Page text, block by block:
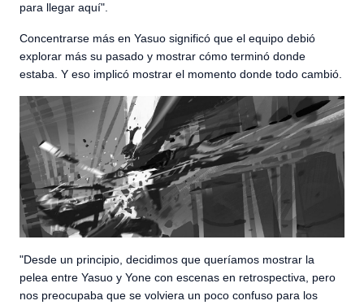
para llegar aquí".
Concentrarse más en Yasuo significó que el equipo debió
explorar más su pasado y mostrar cómo terminó donde
estaba. Y eso implicó mostrar el momento donde todo cambió.
"Desde un principio, decidimos que queríamos mostrar la
pelea entre Yasuo y Yone con escenas en retrospectiva, pero
nos preocupaba que se volviera un poco confuso para los